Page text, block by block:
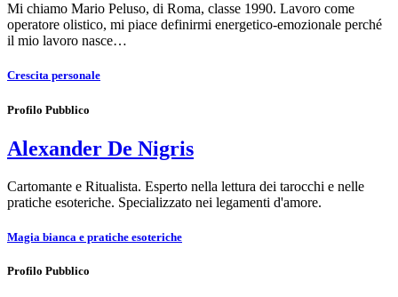
Mi chiamo Mario Peluso, di Roma, classe 1990. Lavoro come
operatore olistico, mi piace definirmi energetico-emozionale perché
il mio lavoro nasce…
Crescita personale
Profilo Pubblico
Alexander De Nigris
Cartomante e Ritualista. Esperto nella lettura dei tarocchi e nelle
pratiche esoteriche. Specializzato nei legamenti d'amore.
Magia bianca e pratiche esoteriche
Profilo Pubblico